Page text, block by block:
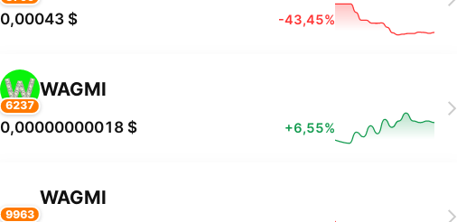
0,00043 $ -43,45%
6237
WAGMI
0,00000000018 $ +6,55%
9963
WAGMI